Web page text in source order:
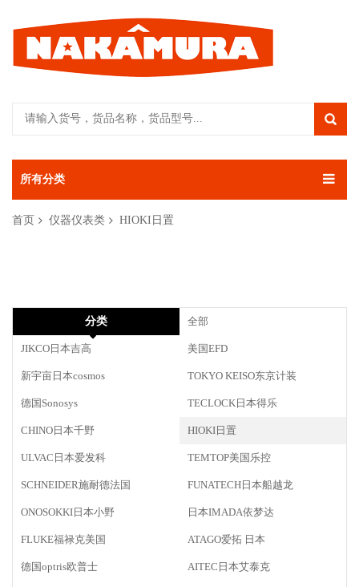
所有分类
首页 仪器仪表类 HIOKI日置
分类 全部
JIKCO日本吉高 美国EFD
新宇亩日本cosmos TOKYO KEISO东京计装
德国Sonosys TECLOCK日本得乐
CHINO日本千野 HIOKI日置
ULVAC日本爱发科 TEMTOP美国乐控
SCHNEIDER施耐德法国 FUNATECH日本船越龙
ONOSOKKI日本小野 日本IMADA依梦达
FLUKE福禄克美国 ATAGO爱拓 日本
德国optris欧普士 AITEC日本艾泰克